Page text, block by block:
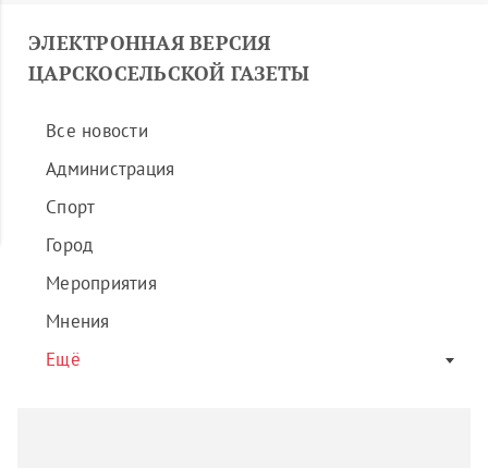
ЭЛЕКТРОННАЯ ВЕРСИЯ
ЦАРСКОСЕЛЬСКОЙ ГАЗЕТЫ
Все новости
Администрация
Спорт
Город
Мероприятия
Мнения
Ещё